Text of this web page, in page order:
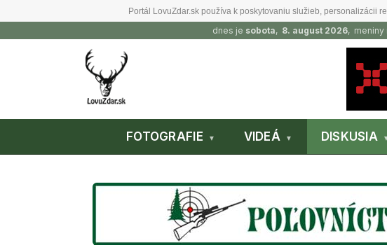
Portál LovuZdar.sk používa k poskytovaniu služieb, personalizácii
dnes je sobota, 8. august 2026, meniny
FOTOGRAFIE VIDEÁ DISKUSIA